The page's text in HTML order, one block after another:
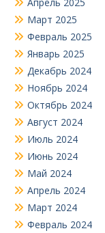
Апрель 2025
Март 2025
Февраль 2025
Январь 2025
Декабрь 2024
Ноябрь 2024
Октябрь 2024
Август 2024
Июль 2024
Июнь 2024
Май 2024
Апрель 2024
Март 2024
Февраль 2024